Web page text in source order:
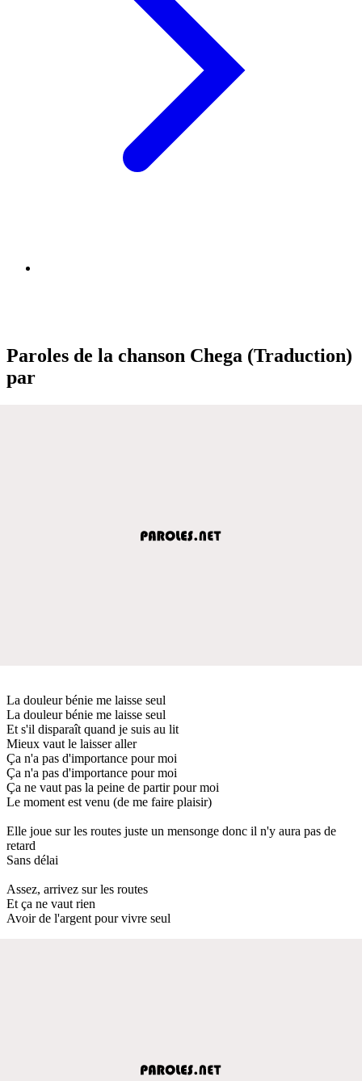
Paroles de la chanson Chega (Traduction)
par
La douleur bénie me laisse seul
La douleur bénie me laisse seul
Et s'il disparaît quand je suis au lit
Mieux vaut le laisser aller
Ça n'a pas d'importance pour moi
Ça n'a pas d'importance pour moi
Ça ne vaut pas la peine de partir pour moi
Le moment est venu (de me faire plaisir)
Elle joue sur les routes juste un mensonge donc il n'y aura pas de
retard
Sans délai
Assez, arrivez sur les routes
Et ça ne vaut rien
Avoir de l'argent pour vivre seul